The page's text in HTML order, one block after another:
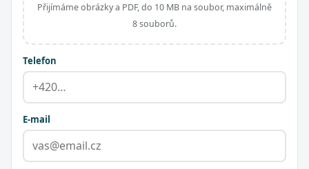
Přijímáme obrázky a PDF, do 10 MB na soubor, maximálně
8 souborů.
Telefon
E-mail